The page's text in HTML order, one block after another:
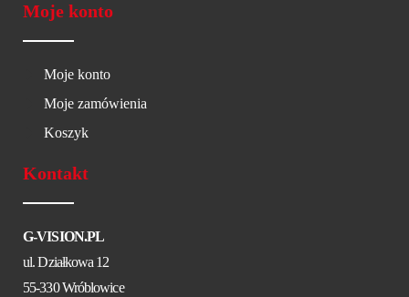
Moje konto
Moje konto
Moje zamówienia
Koszyk
Kontakt
G-VISION.PL
ul. Działkowa 12
55-330 Wróblowice